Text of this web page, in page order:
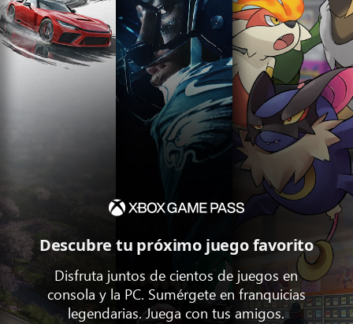
Descubre tu próximo juego favorito
Disfruta juntos de cientos de juegos en
consola y la PC. Sumérgete en franquicias
legendarias. Juega con tus amigos.